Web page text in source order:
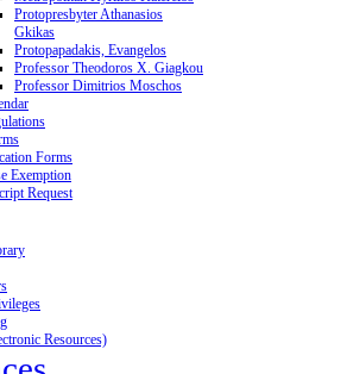
Protopresbyter Athanasios
Gkikas
Protopapadakis, Evangelos
Professor Theodoros X. Giagkou
Professor Dimitrios Moschos
Forms
Exemption
Request
Resources)